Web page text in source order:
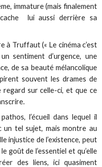
immature (mais finalement
lui aussi derrière sa
à Truffaut (« Le cinéma c’est
sentiment d’urgence, une
de sa beauté mélancolique
souvent les drames de
regard sur celle-ci, et que ce
l’écueil dans lequel il
tel sujet, mais montre au
injustice de l’existence, peut
goût de l’essentiel et qu’elle
des liens, ici quasiment